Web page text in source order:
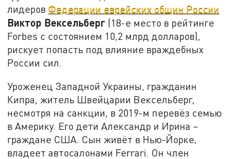
лидеровФедерации еврейских общин России
Виктор Вексельберг (18-е место в рейтинге
Forbes с состоянием 10,2 млрд долларов),
рискует попасть под влияние враждебных
России сил.
Уроженец Западной Украины, гражданин
Кипра, житель Швейцарии Вексельберг,
несмотря на санкции, в 2019-м перевёз семью
в Америку. Его дети Александр и Ирина –
граждане США. Сын живёт в Нью-Йорке,
владеет автосалонами Ferrari. Он член